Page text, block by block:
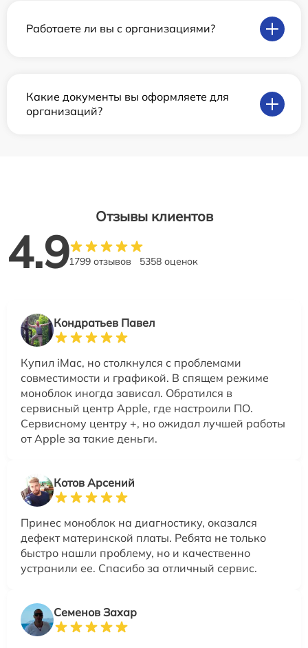
Работаете ли вы с организациями?
Какие документы вы оформляете для
организаций?
Отзывы клиентов
4.91799 отзывов 5358 оценок
Кондратьев Павел
Купил iMac, но столкнулся с проблемами
совместимости и графикой. В спящем режиме
моноблок иногда зависал. Обратился в
сервисный центр Apple, где настроили ПО.
Сервисному центру +, но ожидал лучшей работы
от Apple за такие деньги.
Котов Арсений
Принес моноблок на диагностику, оказался
дефект материнской платы. Ребята не только
быстро нашли проблему, но и качественно
устранили ее. Спасибо за отличный сервис.
Семенов Захар